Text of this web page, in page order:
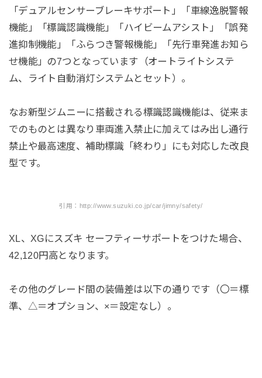
「デュアルセンサーブレーキサポート」「車線逸脱警報
機能」「標識認識機能」「ハイビームアシスト」「誤発
進抑制機能」「ふらつき警報機能」「先行車発進お知ら
せ機能」の7つとなっています（オートライトシステ
ム、ライト自動消灯システムとセット）。
なお新型ジムニーに搭載される標識認識機能は、従来ま
でのものとは異なり車両進入禁止に加えてはみ出し通行
禁止や最高速度、補助標識「終わり」にも対応した改良
型です。
引用：http://www.suzuki.co.jp/car/jimny/safety/
XL、XGにスズキ セーフティーサポートをつけた場合、
42,120円高となります。
その他のグレード間の装備差は以下の通りです（〇＝標
準、△＝オプション、×＝設定なし）。